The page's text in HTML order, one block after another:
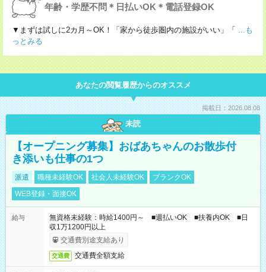
年齢・学歴不問＊日払いOK＊電話登録OK
▼まずは試しに2カ月～OK！「家から徒歩圏内の施設がいい」「 ...も
っとみる
あなたの閲覧履歴からのオススメ
掲載日：2026.08.08
未読
【オープニング募集】おばあちゃんのお散歩付
き添いも仕事の1つ
派遣 職種未経験OK 社会人未経験OK
ブランクOK
WEB登録・面接OK
給与
無資格未経験：時給1400円～ ■週払いOK ■扶養内OK ■日
収1万1200円以上
交通費別途支給あり
交通費 交通費全額支給